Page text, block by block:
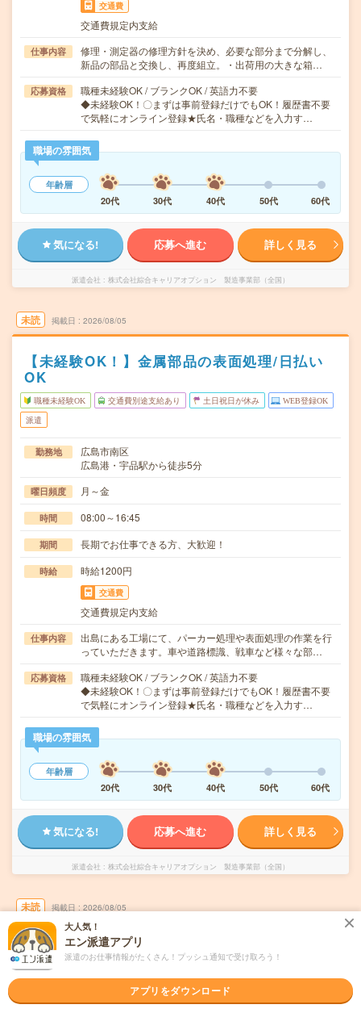
交通費
交通費規定内支給
仕事内容
修理・測定器の修理方針を決め、必要な部分まで分解し、
新品の部品と交換し、再度組立。・出荷用の大きな箱…
応募資格
職種未経験OK / ブランクOK / 英語力不要
◆未経験OK！〇まずは事前登録だけでもOK！履歴書不要
で気軽にオンライン登録★氏名・職種などを入力す…
職場の雰囲気
年齢層
20代
30代 40代 50代 60代
気になる! 応募へ進む 詳しく見る
派遣会社 株式会社綜合キャリアオプション 製造事業部（全国）
未読 掲載日 2026/08/05
【未経験OK！】金属部品の表面処理/日払い
OK
職種未経験OK 交通費別途支給あり 土日祝日が休み WEB登録OK
派遣
勤務地
広島市南区
広島港・宇品駅から徒歩5分
曜日頻度 月～金
時間 08:00～16:45
期間 長期でお仕事できる方、大歓迎！
時給 時給1200円
交通費
交通費規定内支給
仕事内容
出島にある工場にて、パーカー処理や表面処理の作業を行
っていただきます。車や道路標識、戦車など様々な部…
応募資格
職種未経験OK / ブランクOK / 英語力不要
◆未経験OK！〇まずは事前登録だけでもOK！履歴書不要
で気軽にオンライン登録★氏名・職種などを入力す…
職場の雰囲気
年齢層
20代
30代 40代 50代 60代
気になる! 応募へ進む 詳しく見る
派遣会社 株式会社綜合キャリアオプション 製造事業部（全国）
未読 掲載日 2026/08/05
【未経験の方大歓迎！】くるまの皮製コンソ
ールの成型・組立・溶着/日払いOK
交通費別途支給あり 土日祝日が休み
派遣
大人気！
エン派遣アプリ
派遣のお仕事情報がたくさん！プッシュ通知で受け取ろう！
アプリをダウンロード